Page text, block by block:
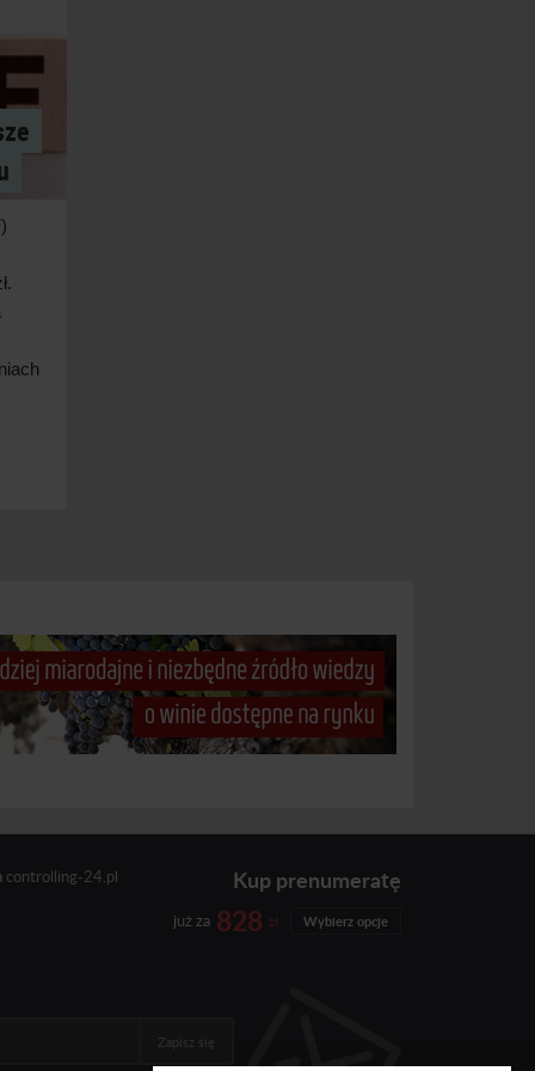
controlling-24.pl Kup prenumeratę
już za 828 zł Wybierz opcje
Zapisz się